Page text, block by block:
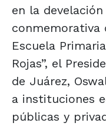
en la
conmemorativa
Escuela
Rojas”, el
de Juárez,
a instituciones
públicas y